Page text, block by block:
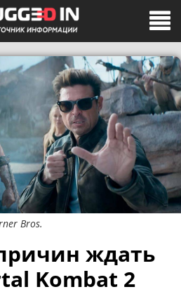
Bros.
ждать
Kombat 2